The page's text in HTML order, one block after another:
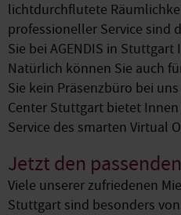
lichtdurchflutete
professioneller Service sind
Sie bei AGENDIS in
Natürlich können Sie auch
Sie kein Präsenzbüro bei
Center Stuttgart bietet
Service des smarten Virtual
Jetzt den
Viele unserer zufriedenen
Stuttgart sind besonders